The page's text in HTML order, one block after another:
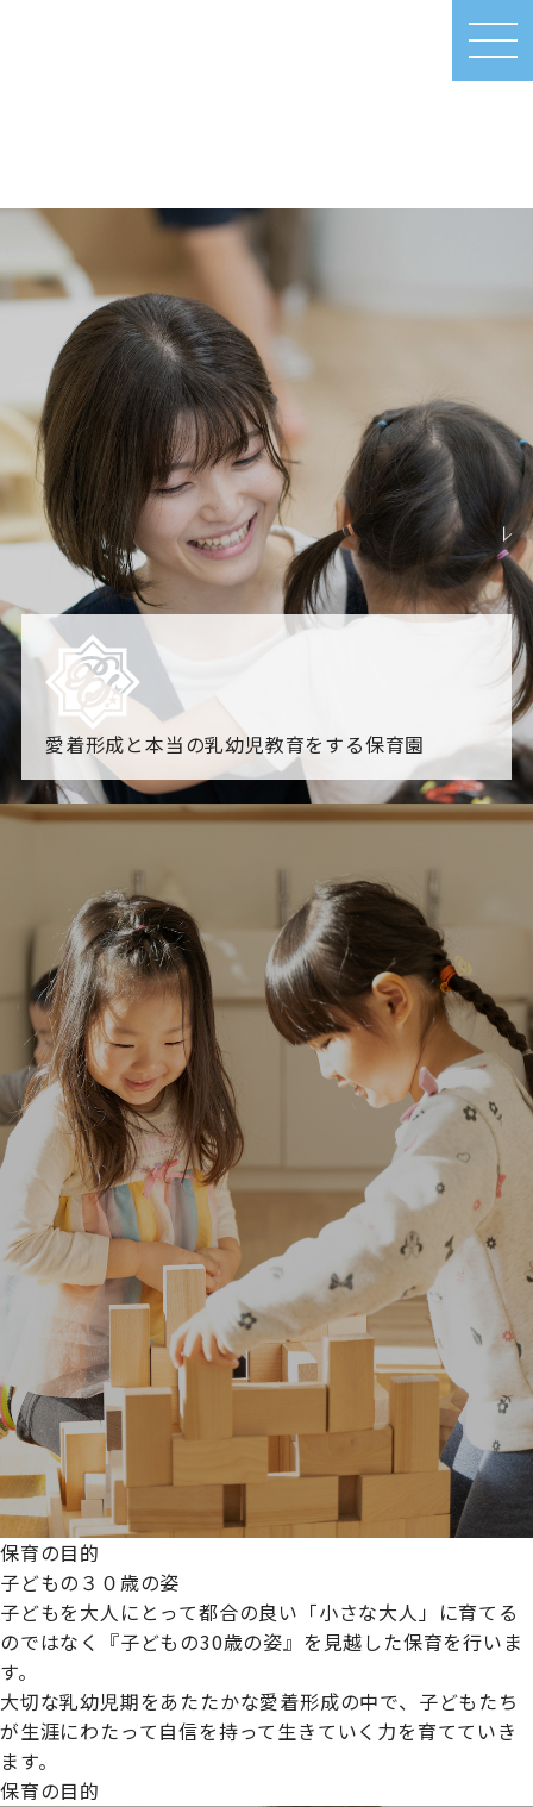
MEN
U
愛着形成と本当の乳幼児教育をする保育園
園からのお知らせ
「すくすく子育て」でリトルスター保育園が紹介されま
各園のブログ
2026.08.06 赤しそジュース作り～にじ組～2026.08.0
5 【そら組】誕生会
一覧を見る
プライムスターほいくえんグループは女性が安心して働き
続けられる環境づくりに取り組んでおり、厚生労働省の
【えるぼし認定(☆☆)】
保育の目的
子どもの３０歳の姿
子どもを大人にとって都合の良い「小さな大人」に育てる
のではなく『子どもの30歳の姿』を見越した保育を行いま
す。
大切な乳幼児期をあたたかな愛着形成の中で、子どもたち
が生涯にわたって自信を持って生きていく力を育てていき
ます。
保育の目的